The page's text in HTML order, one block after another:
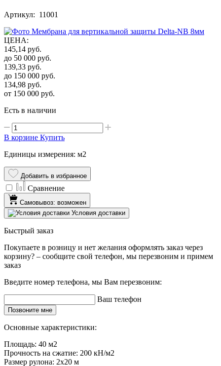
Артикул: 11001
ЦЕНА:
145,14 руб.
до 50 000 руб.
139,33 руб.
до 150 000 руб.
134,98 руб.
от 150 000 руб.
Есть в наличии
В корзине Купить
Единицы измерения: м2
Добавить в избранное
Сравнение
Самовывоз: возможен
Условия доставки
Быстрый заказ
Покупаете в розницу и нет желания оформлять заказ через
корзину? – сообщите свой телефон, мы перезвоним и примем
заказ
Введите номер телефона, мы Вам перезвоним:
Ваш телефон
Позвоните мне
Основные характеристики:
Площадь: 40 м2
Прочность на сжатие: 200 кН/м2
Размер рулона: 2х20 м